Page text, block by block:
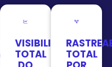
VISIBILIDADE
TOTAL
TOTAL